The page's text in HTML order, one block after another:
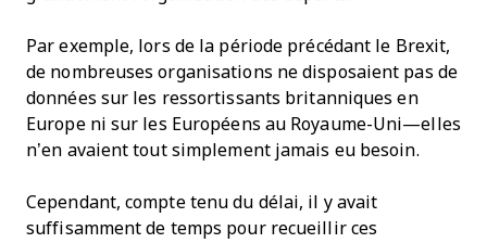
Par exemple, lors de la période précédant le Brexit,
de nombreuses organisations ne disposaient pas de
données sur les ressortissants britanniques en
Europe ni sur les Européens au Royaume-Uni—elles
n’en avaient tout simplement jamais eu besoin.
Cependant, compte tenu du délai, il y avait
suffisamment de temps pour recueillir ces